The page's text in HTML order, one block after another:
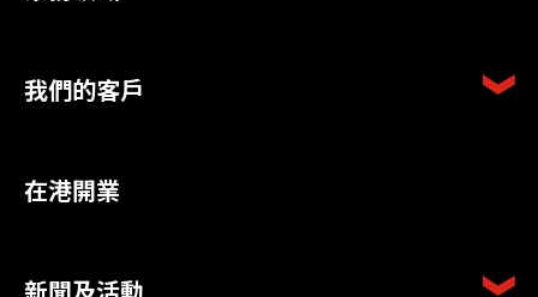
我們的客戶
在港開業